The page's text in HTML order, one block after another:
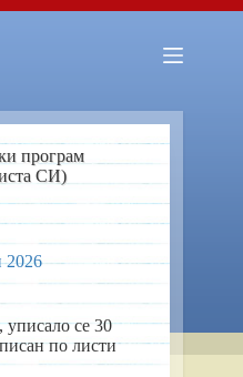
програм
СИ)
2026
се 30
по листи